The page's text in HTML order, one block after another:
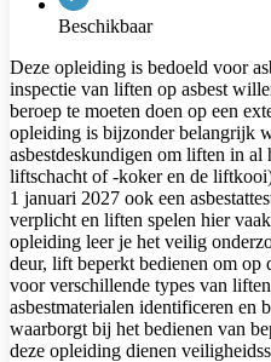
Beschikbaar
Deze opleiding is bedoeld voor
inspectie van liften op asbest
beroep te moeten doen op een
opleiding is bijzonder belangrijk
asbestdeskundigen om liften in
liftschacht of -koker en de
1 januari 2027 ook een
verplicht en liften spelen hier
opleiding leer je het veilig
deur, lift beperkt bedienen om op
voor verschillende types van
asbestmaterialen identificeren
waarborgt bij het bedienen van
deze opleiding dienen